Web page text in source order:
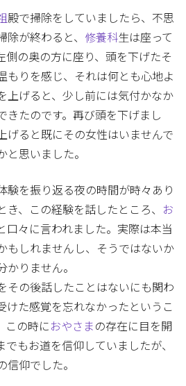
殿で掃除をしていましたら、不思
が終わると、 修養科生は座って
側の奥の方に座り、頭を下げたそ
もりを感じ、それは何とも心地よ
上げると、少し前には気付かなか
きたのです。再び頭を下げまし
げると既にその女性はいませんで
と思いました。
験を振り返る夜の時間が時々あり
き、この経験を話したところ、
お
口々に言われました。実際は本当
もしれませんし、そうではないか
かりません。
その後話したことはないにも関わ
けた感覚を忘れなかったというこ
この時に おやさま の存在に目を開
でもお道を信仰していましたが、
信仰でした。